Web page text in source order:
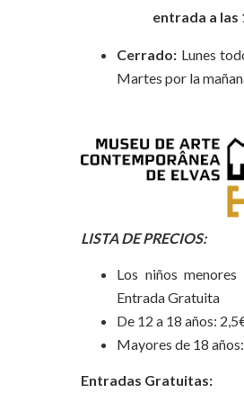
entrada a las
Cerrado: Lunes
Martes por la
LISTA DE PRECIOS:
Los niños
Entrada Gratuita
De 12 a 18 años:
Mayores de 18
Entradas Gratuitas: